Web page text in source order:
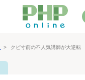
クビ寸前の不人気講師が大逆転